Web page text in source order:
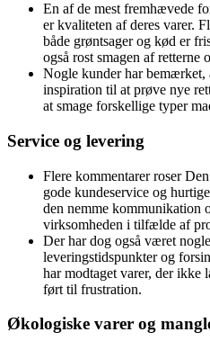
En af de mest fremhævede
er kvaliteten af deres varer.
både grøntsager og kød er
også rost smagen af retterne
Nogle kunder har bemærket,
inspiration til at prøve nye
at smage forskellige typer
Service og levering
Flere kommentarer roser
gode kundeservice og
den nemme kommunikation
virksomheden i tilfælde af
Der har dog også været
leveringstidspunkter og
har modtaget varer, der
ført til frustration.
Økologiske varer og